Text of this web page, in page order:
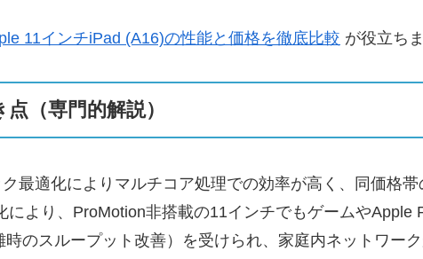
11インチiPad (A16)の性能と価格を徹底比較 が役立ちま
（専門的解説）
最適化によりマルチコア処理での効率が高く、同価格
により、ProMotion非搭載の11インチでもゲームや
のスループット改善）を受けられ、家庭内ネットワー